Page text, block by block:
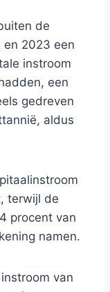
de
en 2023 een
instroom
een
gedreven
aldus
terwijl de
procent van
namen.
van